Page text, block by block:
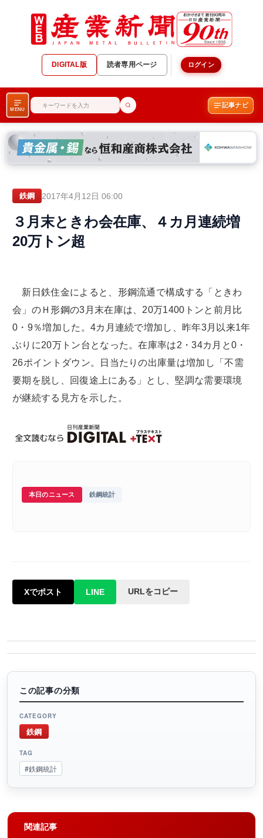
DIGITAL版 読者専用ページ ログイン
MENU
記事ナビ
鉄鋼 2017年4月12日 06:00
３月末ときわ会在庫、４カ月連続増
20万トン超
新日鉄住金によると、形鋼流通で構成する「ときわ
会」のＨ形鋼の3月末在庫は、20万1400トンと前月比
0・9％増加した。4カ月連続で増加し、昨年3月以来1年
ぶりに20万トン台となった。在庫率は2・34カ月と0・
26ポイントダウン。日当たりの出庫量は増加し「不需
要期を脱し、回復途上にある」とし、堅調な需要環境
が継続する見方を示した。
本日のニュース 鉄鋼統計
Xでポスト LINE URLをコピー
この記事の分類
CATEGORY
鉄鋼
TAG
#鉄鋼統計
関連記事